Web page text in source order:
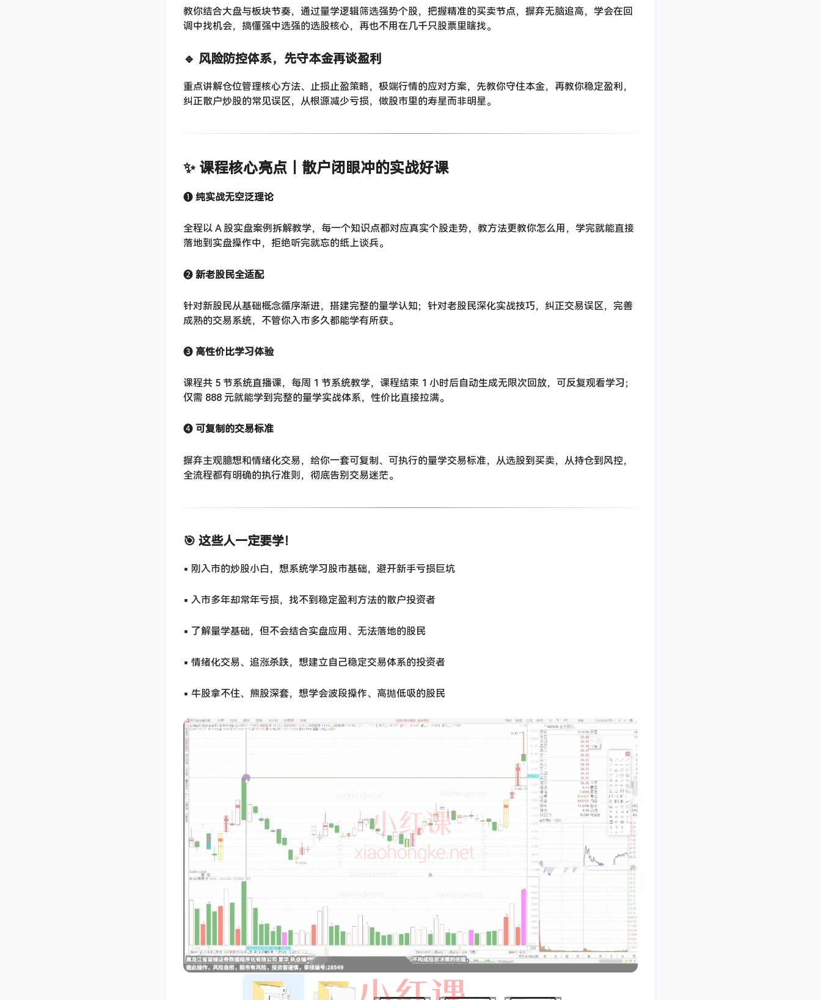
教你结合大盘与板块节奏，通过量学逻辑筛选强势个股，把握精准的买卖节点，摒弃无脑追高，学会在回
调中找机会，搞懂强中选强的选股核心，再也不用在几千只股票里瞎找。
🔹 风险防控体系，先守本金再谈盈利
重点讲解仓位管理核心方法、止损止盈策略，极端行情的应对方案，先教你守住本金，再教你稳定盈利，
纠正散户炒股的常见误区，从根源减少亏损，做股市里的寿星而非明星。
✨ 课程核心亮点｜散户闭眼冲的实战好课
❶ 纯实战无空泛理论
全程以 A 股实盘案例拆解教学，每一个知识点都对应真实个股走势，教方法更教你怎么用，学完就能直接
落地到实盘操作中，拒绝听完就忘的纸上谈兵。
❷ 新老股民全适配
针对新股民从基础概念循序渐进，搭建完整的量学认知；针对老股民深化实战技巧，纠正交易误区，完善
成熟的交易系统，不管你入市多久都能学有所获。
❸ 高性价比学习体验
课程共 5 节系统直播课，每周 1 节系统教学，课程结束 1 小时后自动生成无限次回放，可反复观看学习；
仅需 888 元就能学到完整的量学实战体系，性价比直接拉满。
❹ 可复制的交易标准
摒弃主观臆想和情绪化交易，给你一套可复制、可执行的量学交易标准，从选股到买卖，从持仓到风控，
全流程都有明确的执行准则，彻底告别交易迷茫。
🎯 这些人一定要学！
▪️ 刚入市的炒股小白，想系统学习股市基础，避开新手亏损巨坑
▪️ 入市多年却常年亏损，找不到稳定盈利方法的散户投资者
▪️ 了解量学基础，但不会结合实盘应用、无法落地的股民
▪️ 情绪化交易、追涨杀跌，想建立自己稳定交易体系的投资者
▪️ 牛股拿不住、熊股深套，想学会波段操作、高抛低吸的股民